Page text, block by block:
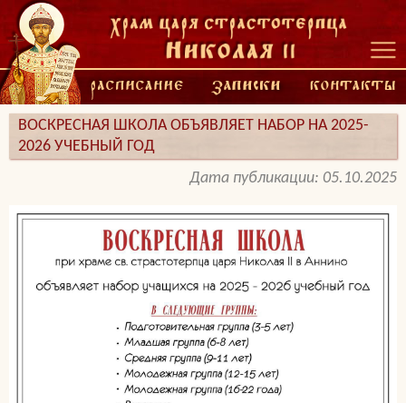
ВОСКРЕСНАЯ ШКОЛА ОБЪЯВЛЯЕТ НАБОР НА 2025-
2026 УЧЕБНЫЙ ГОД
Дата публикации: 05.10.2025